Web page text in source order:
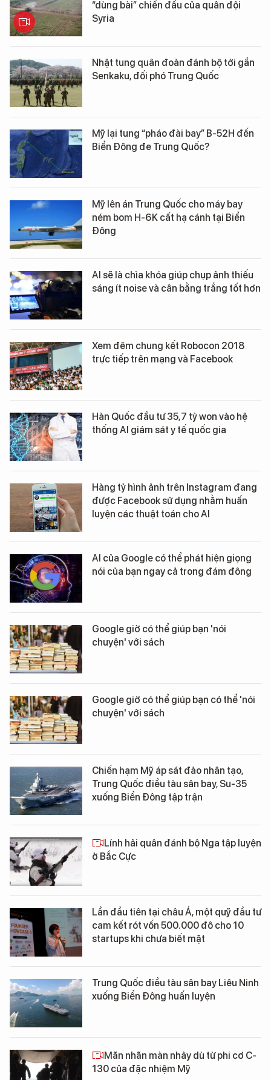
“dùng bài” chiến đấu của quân đội
Syria
Nhật tung quân đoàn đánh bộ tới gần
Senkaku, đối phó Trung Quốc
Mỹ lại tung “pháo đài bay” B-52H đến
Biển Đông đe Trung Quốc?
Mỹ lên án Trung Quốc cho máy bay
ném bom H-6K cất hạ cánh tại Biển
Đông
AI sẽ là chìa khóa giúp chụp ảnh thiếu
sáng ít noise và cân bằng trắng tốt hơn
Xem đêm chung kết Robocon 2018
trực tiếp trên mạng và Facebook
Hàn Quốc đầu tư 35,7 tỷ won vào hệ
thống AI giám sát y tế quốc gia
Hàng tỷ hình ảnh trên Instagram đang
được Facebook sử dụng nhằm huấn
luyện các thuật toán cho AI
AI của Google có thể phát hiện giọng
nói của bạn ngay cả trong đám đông
Google giờ có thể giúp bạn 'nói
chuyện' với sách
Google giờ có thể giúp bạn có thể 'nói
chuyện' với sách
Chiến hạm Mỹ áp sát đảo nhân tạo,
Trung Quốc điều tàu sân bay, Su-35
xuống Biển Đông tập trận
Lính hải quân đánh bộ Nga tập luyện
ở Bắc Cực
Lần đầu tiên tại châu Á, một quỹ đầu tư
cam kết rót vốn 500.000 đô cho 10
startups khi chưa biết mặt
Trung Quốc điều tàu sân bay Liêu Ninh
xuống Biển Đông huấn luyện
Mãn nhãn màn nhảy dù từ phi cơ C-
130 của đặc nhiệm Mỹ